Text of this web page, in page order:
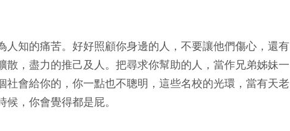
人知的痛苦。好好照顧你身邊的人，不要讓他們傷心，還有
散，盡力的推己及人。把尋求你幫助的人，當作兄弟姊妹一
社會給你的，你一點也不聰明，這些名校的光環，當有天老
，你會覺得都是屁。